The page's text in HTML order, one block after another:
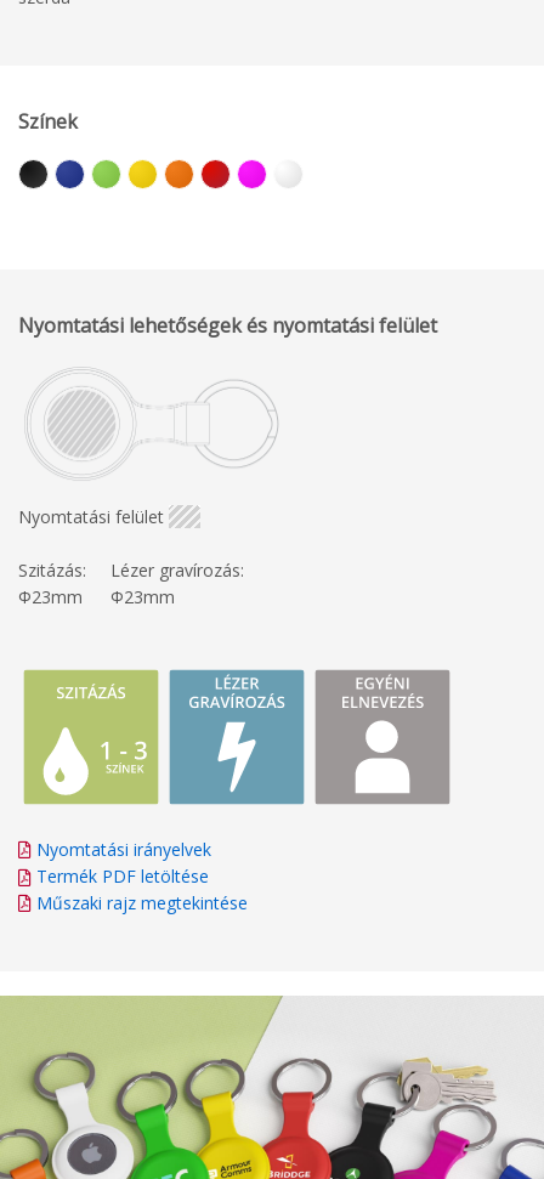
Színek
Nyomtatási lehetőségek és nyomtatási felület
Nyomtatási felület
Szitázás:
Φ23mm
Lézer gravírozás:
Φ23mm
Nyomtatási irányelvek
Termék PDF letöltése
Műszaki rajz megtekintése